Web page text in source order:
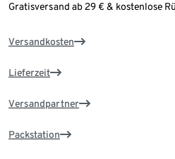
Gratisversand ab 29 € & kostenlose
Versandkosten
Lieferzeit
Versandpartner
Packstation